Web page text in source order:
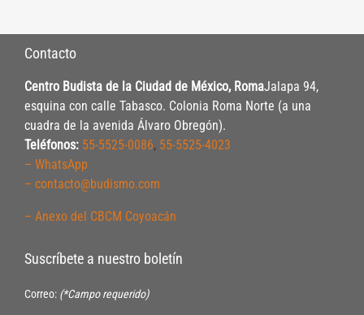
Contacto
Centro Budista de la Ciudad de México, RomaJalapa 94,
esquina con calle Tabasco. Colonia Roma Norte (a una
cuadra de la avenida Álvaro Obregón).
Teléfonos: 55-5525-0086, 55-5525-4023
– WhatsApp
– contacto@budismo.com
– Anexo del CBCM Coyoacán
Suscríbete a nuestro boletín
Correo: (*Campo requerido)